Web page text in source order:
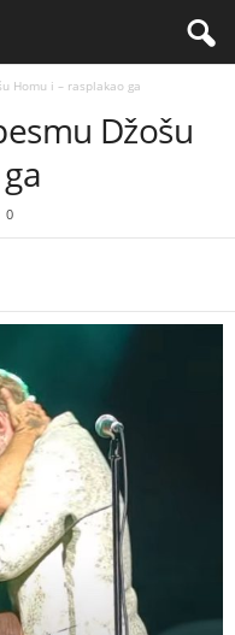
Homu i – rasplakao ga
Džošu
0